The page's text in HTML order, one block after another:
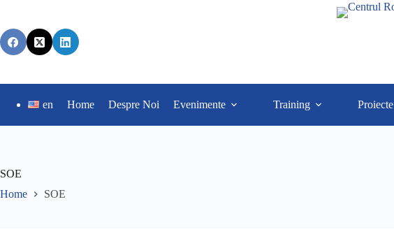
en Home Despre Noi Evenimente Training Proiecte
SOE
Home
SOE